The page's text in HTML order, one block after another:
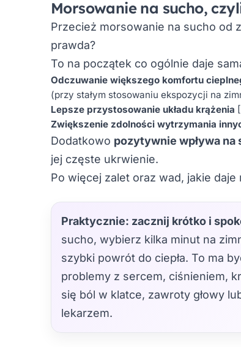
Morsowanie na sucho,
Przecież morsowanie na sucho od
prawda?
To na początek co ogólnie daje
Odczuwanie większego komfortu
(przy stałym stosowaniu ekspozycji na
Lepsze przystosowanie układu krążenia
Zwiększenie zdolności wytrzymania
Dodatkowo pozytywnie wpływa na
jej częste ukrwienie.
Po więcej zalet oraz wad, jakie daje
Praktycznie: zacznij krótko i
sucho, wybierz kilka minut na
szybki powrót do ciepła. To ma
problemy z sercem, ciśnieniem,
się ból w klatce, zawroty głowy
lekarzem.